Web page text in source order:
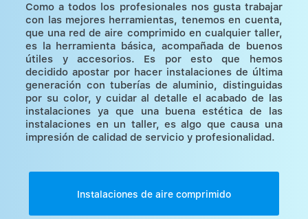
Como a todos los profesionales nos gusta trabajar
con las mejores herramientas, tenemos en cuenta,
que una red de aire comprimido en cualquier taller,
es la herramienta básica, acompañada de buenos
útiles y accesorios. Es por esto que hemos
decidido apostar por hacer instalaciones de última
generación con tuberías de aluminio, distinguidas
por su color, y cuidar al detalle el acabado de las
instalaciones ya que una buena estética de las
instalaciones en un taller, es algo que causa una
impresión de calidad de servicio y profesionalidad.
Instalaciones de aire comprimido